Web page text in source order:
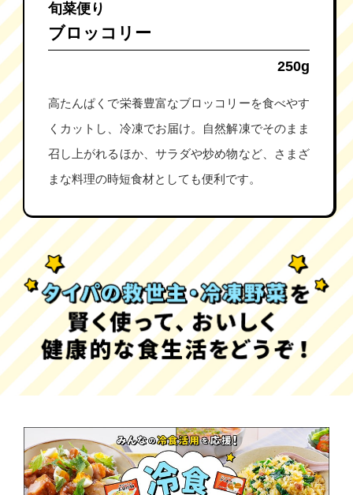
旬菜便り
ブロッコリー
250g
高たんぱくで栄養豊富なブロッコリーを食べやす
くカットし、冷凍でお届け。自然解凍でそのまま
召し上がれるほか、サラダや炒め物など、さまざ
まな料理の時短食材としても便利です。